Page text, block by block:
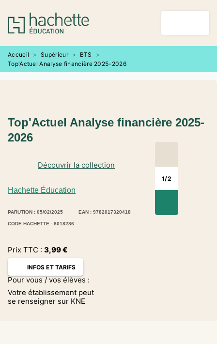
MENU RECHERCHE
PIED DE PAGE
Accueil > Supérieur > BTS
>
Top'Actuel Analyse financière 2025-2026
1/2
Hachette Éducation
Découvrir la collection
Top'Actuel Analyse financière 2025-
2026
PARUTION : 05/02/2025 EAN : 9782017320418
CODE HACHETTE : 8018286
Prix TTC : 3,99€
INFOS ET TARIFS
Pour vous / vos élèves :
Votre établissement peut
se renseigner sur KNE